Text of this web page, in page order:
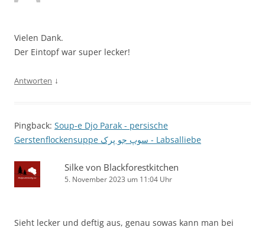
Vielen Dank.
Der Eintopf war super lecker!
Antworten ↓
Pingback: Soup-e Djo Parak - persische
Gerstenflockensuppe سوپ جو پرک - Labsalliebe
Silke von Blackforestkitchen
5. November 2023 um 11:04 Uhr
Sieht lecker und deftig aus, genau sowas kann man bei